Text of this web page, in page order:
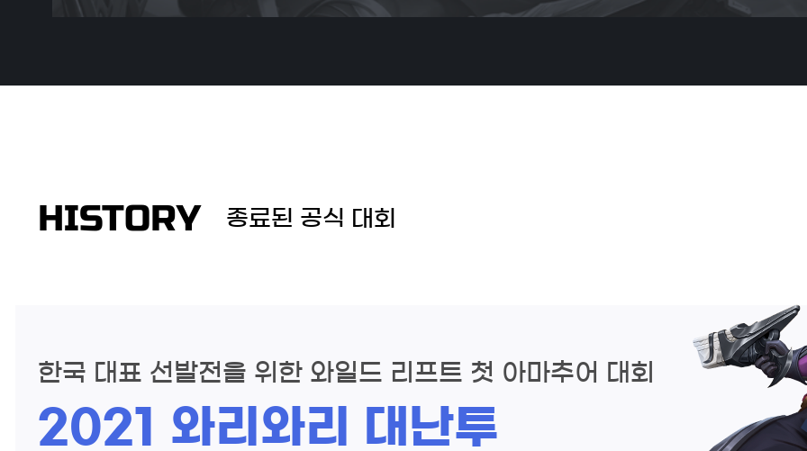
HISTORY 종료된 공식 대회
한국 대표 선발전을 위한 와일드 리프트 첫 아마추어 대회
2021 와리와리 대난투